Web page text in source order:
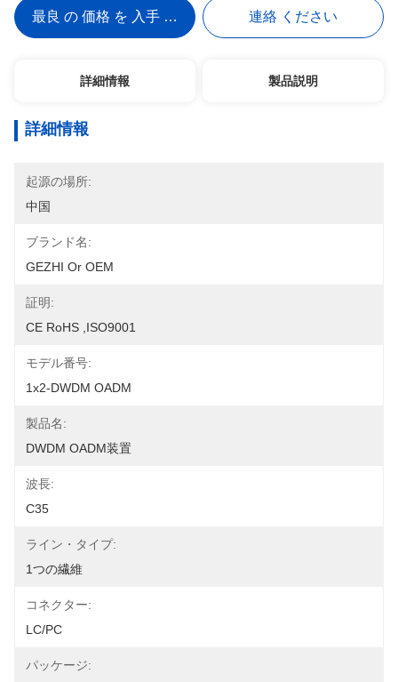
最良 の 価格 を 入手 する 連絡 ください
詳細情報 製品説明
詳細情報
起源の場所:
中国
ブランド名:
GEZHI Or OEM
証明:
CE RoHS ,ISO9001
モデル番号:
1x2-DWDM OADM
製品名:
DWDM OADM装置
波長:
C35
ライン・タイプ:
1つの繊維
コネクター:
LC/PC
パッケージ: